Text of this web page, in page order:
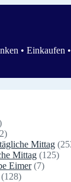
• Einkaufen
Mittag
Mittag (125)
Eimer(7)